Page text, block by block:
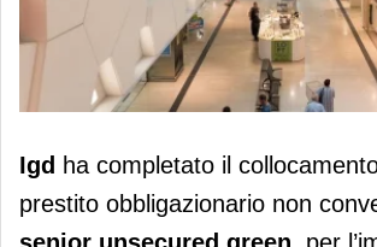
Igd: nuova emissione
per 300 milioni di euro con
cinque anni
Igd ha completato il
prestito obbligazionario non